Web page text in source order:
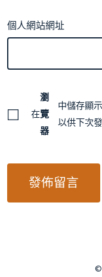
個人網站網址
在
瀏
覽
器
中儲存顯
以供下次